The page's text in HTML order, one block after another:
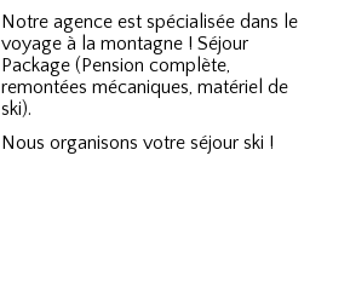
Notre agence est spécialisée dans le
voyage à la montagne ! Séjour
Package (Pension complète,
remontées mécaniques, matériel de
ski).
Nous organisons votre séjour ski !